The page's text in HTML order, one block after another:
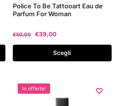
Police To Be Tattooart Eau de
Parfum For Woman
€50,00 €39,00
Scegli
Questo
prodotto
più
Le
possono
In offerta!